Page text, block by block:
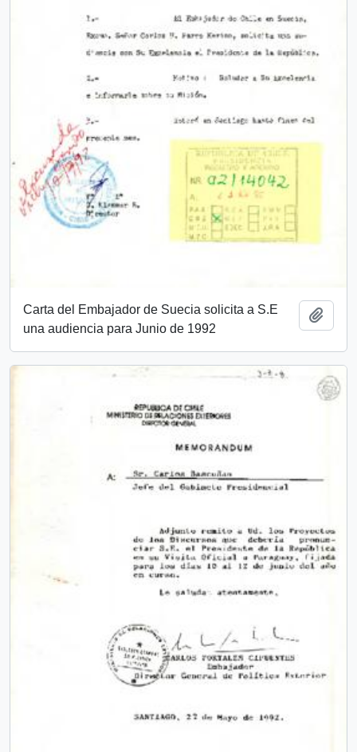
Carta del Embajador de Suecia solicita a S.E
una audiencia para Junio de 1992